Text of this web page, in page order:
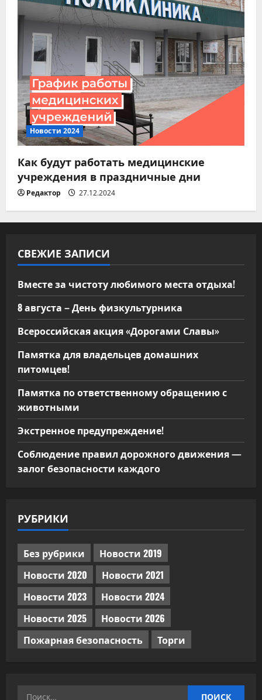
Новости 2024
Как будут работать медицинские
учреждения в праздничные дни
Редактор 27.12.2024
СВЕЖИЕ ЗАПИСИ
Вместе за чистоту любимого места отдыха!
8 августа – День физкультурника
Всероссийская акция «Дорогами Славы»
Памятка для владельцев домашних
питомцев!
Памятка по ответственному обращению с
животными
Экстренное предупреждение!
Соблюдение правил дорожного движения —
залог безопасности каждого
РУБРИКИ
Без рубрики
Новости 2019
Новости 2020
Новости 2021
Новости 2023
Новости 2024
Новости 2025
Новости 2026
Пожарная безопасность
Торги
Найти: